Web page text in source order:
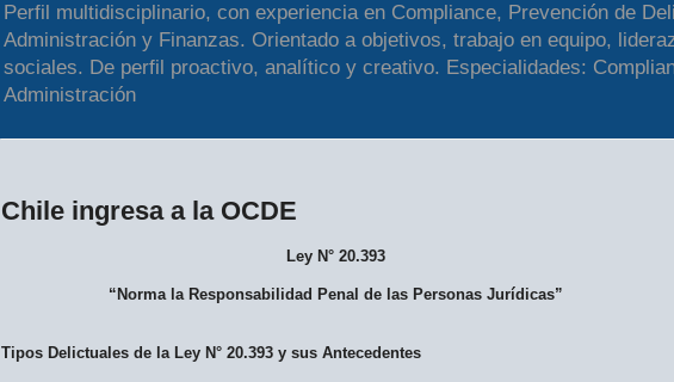
Perfil multidisciplinario, con experiencia en Compliance, Prevención de
Administración y Finanzas. Orientado a objetivos, trabajo en equipo,
sociales. De perfil proactivo, analítico y creativo. Especialidades:
Administración
Chile ingresa a la OCDE
Ley N° 20.393
“Norma la Responsabilidad Penal de las Personas Jurídicas”
Tipos Delictuales de la Ley N° 20.393 y sus Antecedentes